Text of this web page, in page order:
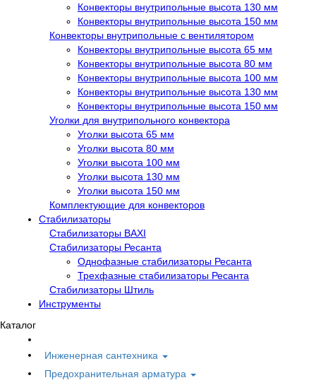
Конвекторы внутрипольные высота 130 мм
Конвекторы внутрипольные высота 150 мм
Конвекторы внутрипольные с вентилятором
Конвекторы внутрипольные высота 65 мм
Конвекторы внутрипольные высота 80 мм
Конвекторы внутрипольные высота 100 мм
Конвекторы внутрипольные высота 130 мм
Конвекторы внутрипольные высота 150 мм
Уголки для внутрипольного конвектора
Уголки высота 65 мм
Уголки высота 80 мм
Уголки высота 100 мм
Уголки высота 130 мм
Уголки высота 150 мм
Комплектующие для конвекторов
Стабилизаторы
Стабилизаторы BAXI
Стабилизаторы Ресанта
Однофазные стабилизаторы Ресанта
Трехфазные стабилизаторы Ресанта
Стабилизаторы Штиль
Инструменты
Каталог
Инженерная сантехника
Предохранительная арматура